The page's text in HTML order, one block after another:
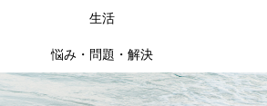
生活
悩み・問題・解決